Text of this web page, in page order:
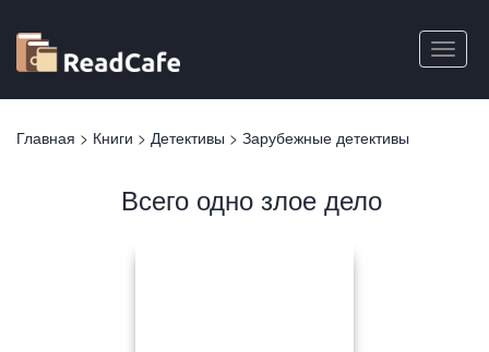
основному
содержанию
Toggle
Вы
Главная > Книги > Детективы > Зарубежные детективы
Всего одно злое дело